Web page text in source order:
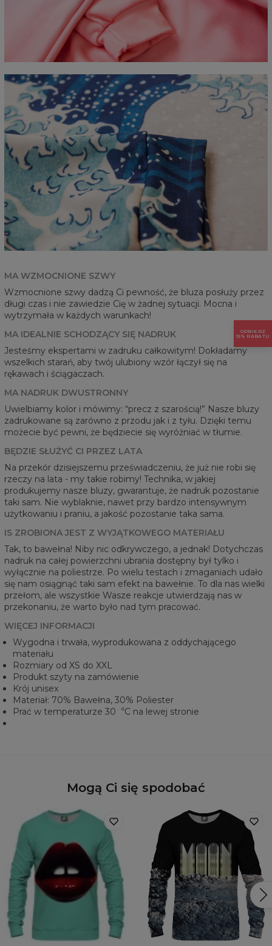
MA WZMOCNIONE SZWY
Wzmocnione szwy dadzą Ci pewność, że bluza posłuży przez
długi czas i nie zawiedzie Cię w żadnej sytuacji. Mocna i
wytrzymała w każdych warunkach!
MA IDEALNIE SCHODZĄCY SIĘ NADRUK
Jesteśmy ekspertami w zadruku całkowitym! Dokładamy
wszelkich starań, aby twój ulubiony wzór łączył się na
rękawach i ściągaczach.
MA NADRUK DWUSTRONNY
Uwielbiamy kolor i mówimy: “precz z szarością!” Nasze bluzy
zadrukowane są zarówno z przodu jak i z tyłu. Dzięki temu
możecie być pewni, że będziecie się wyróżniać w tłumie.
BĘDZIE SŁUŻYĆ CI PRZEZ LATA
Na przekór dzisiejszemu przeświadczeniu, że już nie robi się
rzeczy na lata - my takie robimy! Technika, w jakiej
produkujemy nasze bluzy, gwarantuje, że nadruk pozostanie
taki sam. Nie wyblaknie, nawet przy bardzo intensywnym
użytkowaniu i praniu, a jakość pozostanie taka sama.
IS ZROBIONA JEST Z WYJĄTKOWEGO MATERIAŁU
Tak, to bawełna! Niby nic odkrywczego, a jednak! Dotychczas
nadruk na całej powierzchni ubrania dostępny był tylko i
wyłącznie na poliestrze. Po wielu testach i zmaganiach udało
się nam osiągnąć taki sam efekt na bawełnie. To dla nas wielki
przełom, ale wszystkie Wasze reakcje utwierdzają nas w
przekonaniu, że warto było nad tym pracować.
WIĘCEJ INFORMACJI
Wygodna i trwała, wyprodukowana z oddychającego
materiału
Rozmiary od XS do XXL
Produkt szyty na zamówienie
Krój unisex
Materiał: 70% Bawełna, 30% Poliester
Prać w temperaturze 30︒C na lewej stronie
Mogą Ci się spodobać
ODBIERZ
15% RABATU